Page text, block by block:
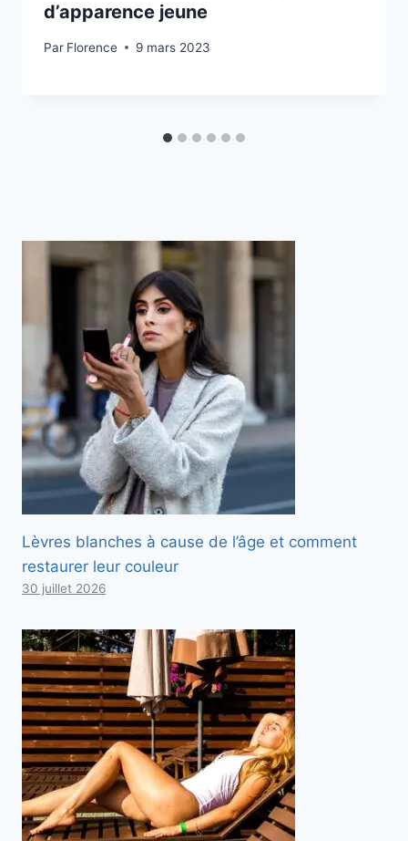
d’apparence jeune
Par Florence 9 mars 2023
Lèvres blanches à cause de l’âge et comment
restaurer leur couleur
30 juillet 2026